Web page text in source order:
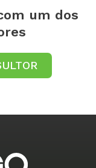
um dos